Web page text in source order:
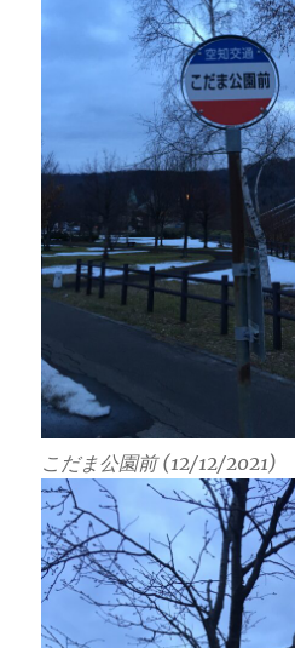
こだま公園前 (12/12/2021)